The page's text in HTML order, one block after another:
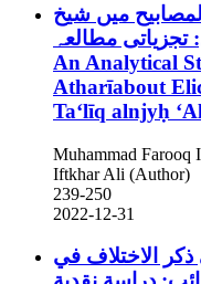
میں شیخ
تجزیاتی مطالعہ
An Analytical
Atharīabout
Taʻlīq alnjyḥ
Muhammad Farooq
Iftkhar Ali (Author)
239-250
2022-12-31
الاختلاف في